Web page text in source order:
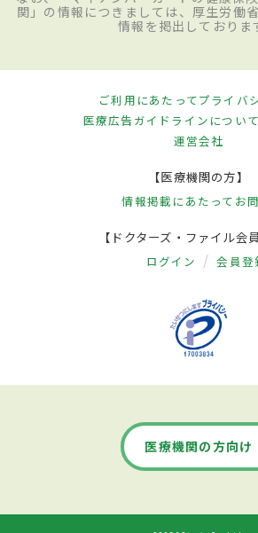
関」の情報につきましては、厚生労働
情報を掲出しておりま
ご利用にあたってプライバ
医療広告ガイドラインについて
運営会社
【医療機関の方】
情報掲載にあたって お
【ドクターズ・ファイル会
ログイン 会員登
医療機関の方向け